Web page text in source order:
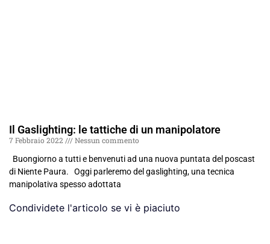
Il Gaslighting: le tattiche di un manipolatore
7 Febbraio 2022
Nessun commento
Buongiorno a tutti e benvenuti ad una nuova puntata del poscast
di Niente Paura. Oggi parleremo del gaslighting, una tecnica
manipolativa spesso adottata
Condividete l'articolo se vi è piaciuto